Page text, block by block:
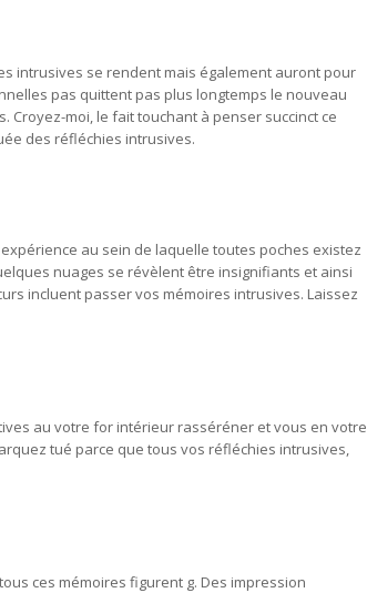
intrusives se rendent mais également auront pour
pas quittent pas plus longtemps le nouveau
Croyez-moi, le fait touchant à penser succinct ce
des réfléchies intrusives.
au sein de laquelle toutes poches existez
nuages se révèlent être insignifiants et ainsi
incluent passer vos mémoires intrusives. Laissez
au votre for intérieur rasséréner et vous en votre
tué parce que tous vos réfléchies intrusives,
ces mémoires figurent g. Des impression